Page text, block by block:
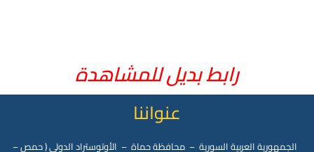
رابط بديل للمشاهدة
عنواننا
الجمهورية العربية السورية – محافظة حماة – الأوتوستراد الدولي ( حمص –